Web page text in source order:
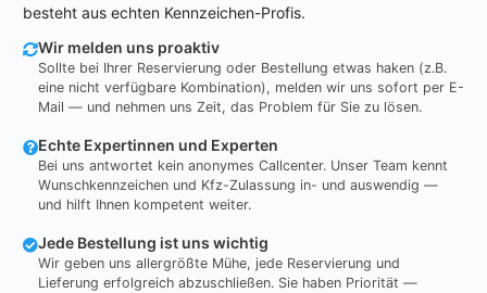
besteht aus echten Kennzeichen-Profis.
Wir melden uns proaktiv
Sollte bei Ihrer Reservierung oder Bestellung etwas haken (z.B.
eine nicht verfügbare Kombination), melden wir uns sofort per E-
Mail — und nehmen uns Zeit, das Problem für Sie zu lösen.
Echte Expertinnen und Experten
Bei uns antwortet kein anonymes Callcenter. Unser Team kennt
Wunschkennzeichen und Kfz-Zulassung in- und auswendig —
und hilft Ihnen kompetent weiter.
Jede Bestellung ist uns wichtig
Wir geben uns allergrößte Mühe, jede Reservierung und
Lieferung erfolgreich abzuschließen. Sie haben Priorität —